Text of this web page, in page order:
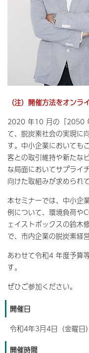
（注）開催方法をオン
2020 年10 月の「2050
て、脱炭素社会の実現に
す。中小企業においても
客との取引維持や新たな
な局面においてサプライ
向けた取組みが求められ
本セミナーでは、中小企
例について、環境負荷や
ェイストボックスの鈴木
で、市内企業の脱炭素経
あわせて令和4 年度予算
す。
ぜひご参加ください。
開催日
令和4年3月4日（金曜日）
開催時間